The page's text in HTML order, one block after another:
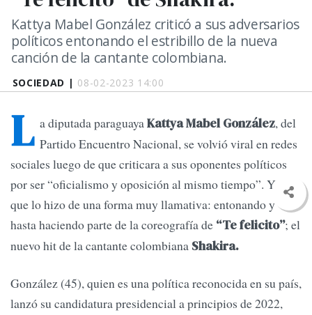
SOCIEDAD | 08-02-2023 14:00
Kattya Mabel González criticó a sus adversarios
políticos entonando el estribillo de la nueva
canción de la cantante colombiana.
L a diputada paraguayaKattya Mabel González, del
Partido Encuentro Nacional, se volvió viral en redes
sociales luego de que criticara a sus oponentes políticos
por ser “oficialismo y oposición al mismo tiempo”. Y es
que lo hizo de una forma muy llamativa: entonando y
hasta haciendo parte de la coreografía de “Te felicito”; el
nuevo hit de la cantante colombiana Shakira.
González (45), quien es una política reconocida en su país,
lanzó su candidatura presidencial a principios de 2022,